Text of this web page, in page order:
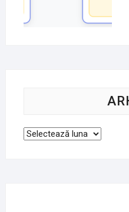
Arhive